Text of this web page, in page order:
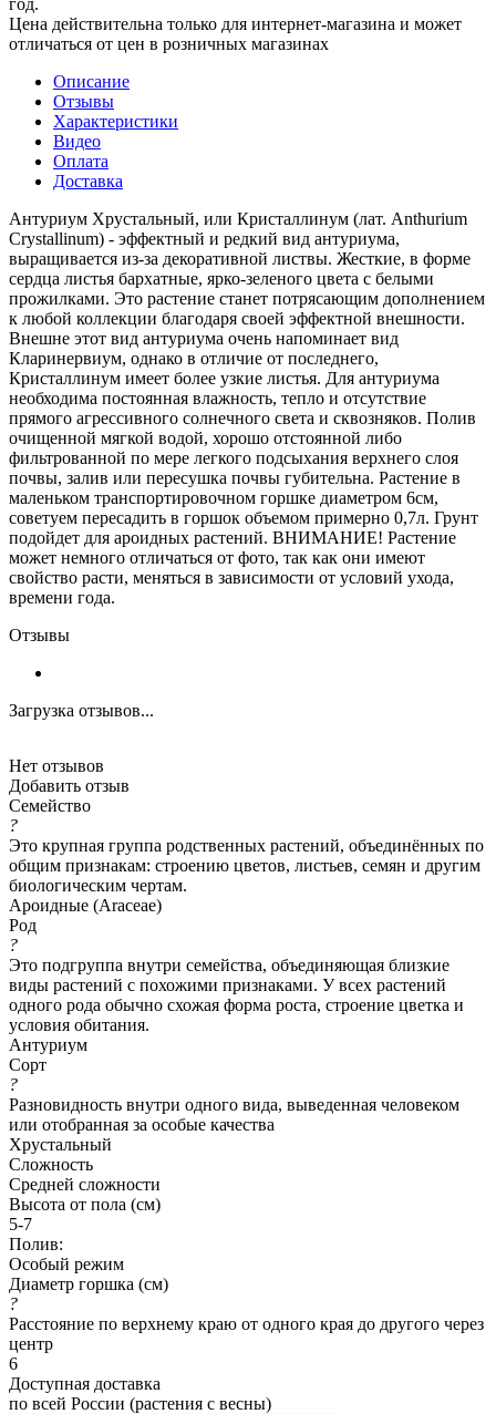
Цена действительна только для интернет-магазина и может
отличаться от цен в розничных магазинах
Описание
Отзывы
Характеристики
Видео
Оплата
Доставка
Антуриум Хрустальный, или Кристаллинум (лат. Anthurium
Crystallinum) - эффектный и редкий вид антуриума,
выращивается из-за декоративной листвы. Жесткие, в форме
сердца листья бархатные, ярко-зеленого цвета с белыми
прожилками. Это растение станет потрясающим дополнением
к любой коллекции благодаря своей эффектной внешности.
Внешне этот вид антуриума очень напоминает вид
Кларинервиум, однако в отличие от последнего,
Кристаллинум имеет более узкие листья. Для антуриума
необходима постоянная влажность, тепло и отсутствие
прямого агрессивного солнечного света и сквозняков. Полив
очищенной мягкой водой, хорошо отстоянной либо
фильтрованной по мере легкого подсыхания верхнего слоя
почвы, залив или пересушка почвы губительна. Растение в
маленьком транспортировочном горшке диаметром 6см,
советуем пересадить в горшок объемом примерно 0,7л. Грунт
подойдет для ароидных растений. ВНИМАНИЕ! Растение
может немного отличаться от фото, так как они имеют
свойство расти, меняться в зависимости от условий ухода,
времени года.
Отзывы
Загрузка отзывов...
Нет отзывов
Добавить отзыв
Семейство
?
Это крупная группа родственных растений, объединённых по
общим признакам: строению цветов, листьев, семян и другим
биологическим чертам.
Ароидные (Araceae)
Род
?
Это подгруппа внутри семейства, объединяющая близкие
виды растений с похожими признаками. У всех растений
одного рода обычно схожая форма роста, строение цветка и
условия обитания.
Антуриум
Сорт
?
Разновидность внутри одного вида, выведенная человеком
или отобранная за особые качества
Хрустальный
Сложность
Средней сложности
Высота от пола (см)
5-7
Полив:
Особый режим
Диаметр горшка (см)
?
Расстояние по верхнему краю от одного края до другого через
центр
6
Доступная доставка
по всей России (растения с весны)